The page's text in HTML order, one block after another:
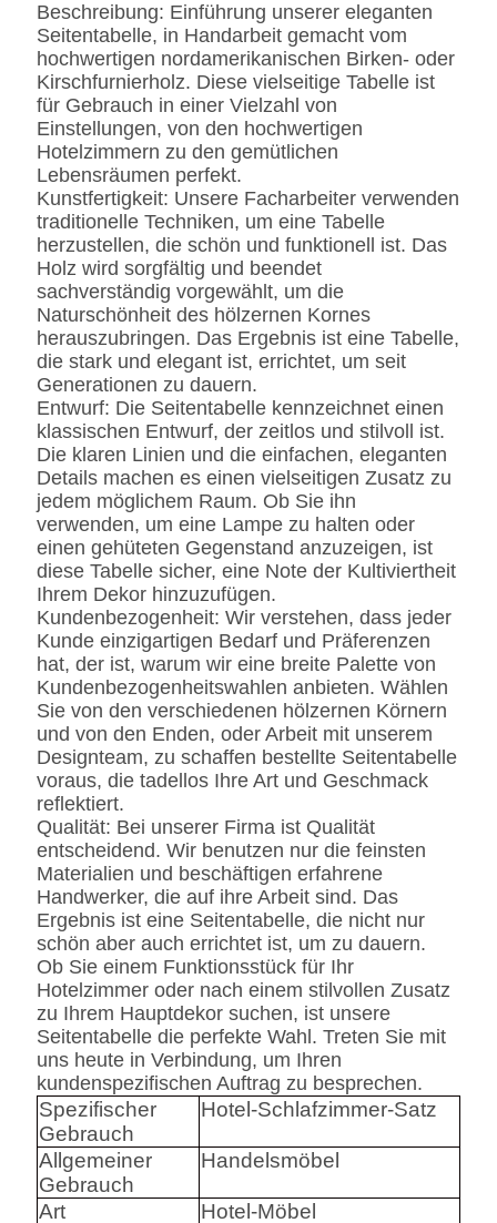
Beschreibung: Einführung unserer eleganten
Seitentabelle, in Handarbeit gemacht vom
hochwertigen nordamerikanischen Birken- oder
Kirschfurnierholz. Diese vielseitige Tabelle ist
für Gebrauch in einer Vielzahl von
Einstellungen, von den hochwertigen
Hotelzimmern zu den gemütlichen
Lebensräumen perfekt.
Kunstfertigkeit: Unsere Facharbeiter verwenden
traditionelle Techniken, um eine Tabelle
herzustellen, die schön und funktionell ist. Das
Holz wird sorgfältig und beendet
sachverständig vorgewählt, um die
Naturschönheit des hölzernen Kornes
herauszubringen. Das Ergebnis ist eine Tabelle,
die stark und elegant ist, errichtet, um seit
Generationen zu dauern.
Entwurf: Die Seitentabelle kennzeichnet einen
klassischen Entwurf, der zeitlos und stilvoll ist.
Die klaren Linien und die einfachen, eleganten
Details machen es einen vielseitigen Zusatz zu
jedem möglichem Raum. Ob Sie ihn
verwenden, um eine Lampe zu halten oder
einen gehüteten Gegenstand anzuzeigen, ist
diese Tabelle sicher, eine Note der Kultiviertheit
Ihrem Dekor hinzuzufügen.
Kundenbezogenheit: Wir verstehen, dass jeder
Kunde einzigartigen Bedarf und Präferenzen
hat, der ist, warum wir eine breite Palette von
Kundenbezogenheitswahlen anbieten. Wählen
Sie von den verschiedenen hölzernen Körnern
und von den Enden, oder Arbeit mit unserem
Designteam, zu schaffen bestellte Seitentabelle
voraus, die tadellos Ihre Art und Geschmack
reflektiert.
Qualität: Bei unserer Firma ist Qualität
entscheidend. Wir benutzen nur die feinsten
Materialien und beschäftigen erfahrene
Handwerker, die auf ihre Arbeit sind. Das
Ergebnis ist eine Seitentabelle, die nicht nur
schön aber auch errichtet ist, um zu dauern.
Ob Sie einem Funktionsstück für Ihr
Hotelzimmer oder nach einem stilvollen Zusatz
zu Ihrem Hauptdekor suchen, ist unsere
Seitentabelle die perfekte Wahl. Treten Sie mit
uns heute in Verbindung, um Ihren
kundenspezifischen Auftrag zu besprechen.
Spezifischer
Gebrauch
Hotel-Schlafzimmer-Satz
Allgemeiner
Gebrauch
Handelsmöbel
Art Hotel-Möbel